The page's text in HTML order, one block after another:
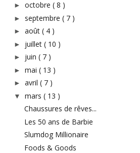
► octobre ( 8 )
► septembre ( 7 )
► août ( 4 )
► juillet ( 10 )
► juin ( 7 )
► mai ( 13 )
► avril ( 7 )
▼ mars ( 13 )
Chaussures de rêves...
Les 50 ans de Barbie
Slumdog Millionaire
Foods & Goods